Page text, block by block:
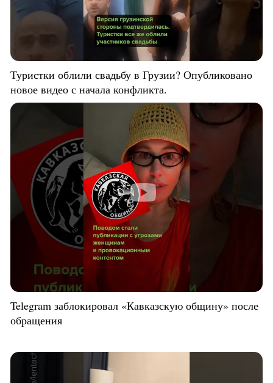
Туристки облили свадьбу в Грузии? Опубликовано
новое видео с начала конфликта.
Telegram заблокировал «Кавказскую общину» после
обращения